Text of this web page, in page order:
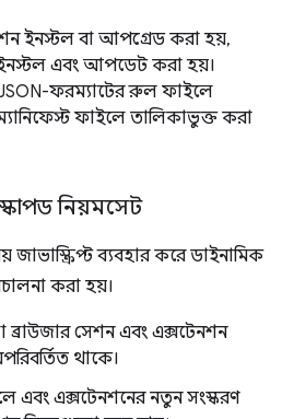
ইনস্টল বা আপগ্রেড করা হয়,
এবং আপডেট করা হয়।
ফরম্যাটের রুল ফাইলে
ফাইলে তালিকাভুক্ত করা
নিয়মসেট
জাভাস্ক্রিপ্ট ব্যবহার করে ডাইনামিক
করা হয়।
সেশন এবং এক্সটেনশন
থাকে।
এবং এক্সটেনশনের নতুন সংস্করণ